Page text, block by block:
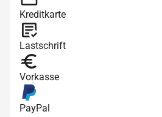
Kreditkarte
Lastschrift
Vorkasse
PayPal